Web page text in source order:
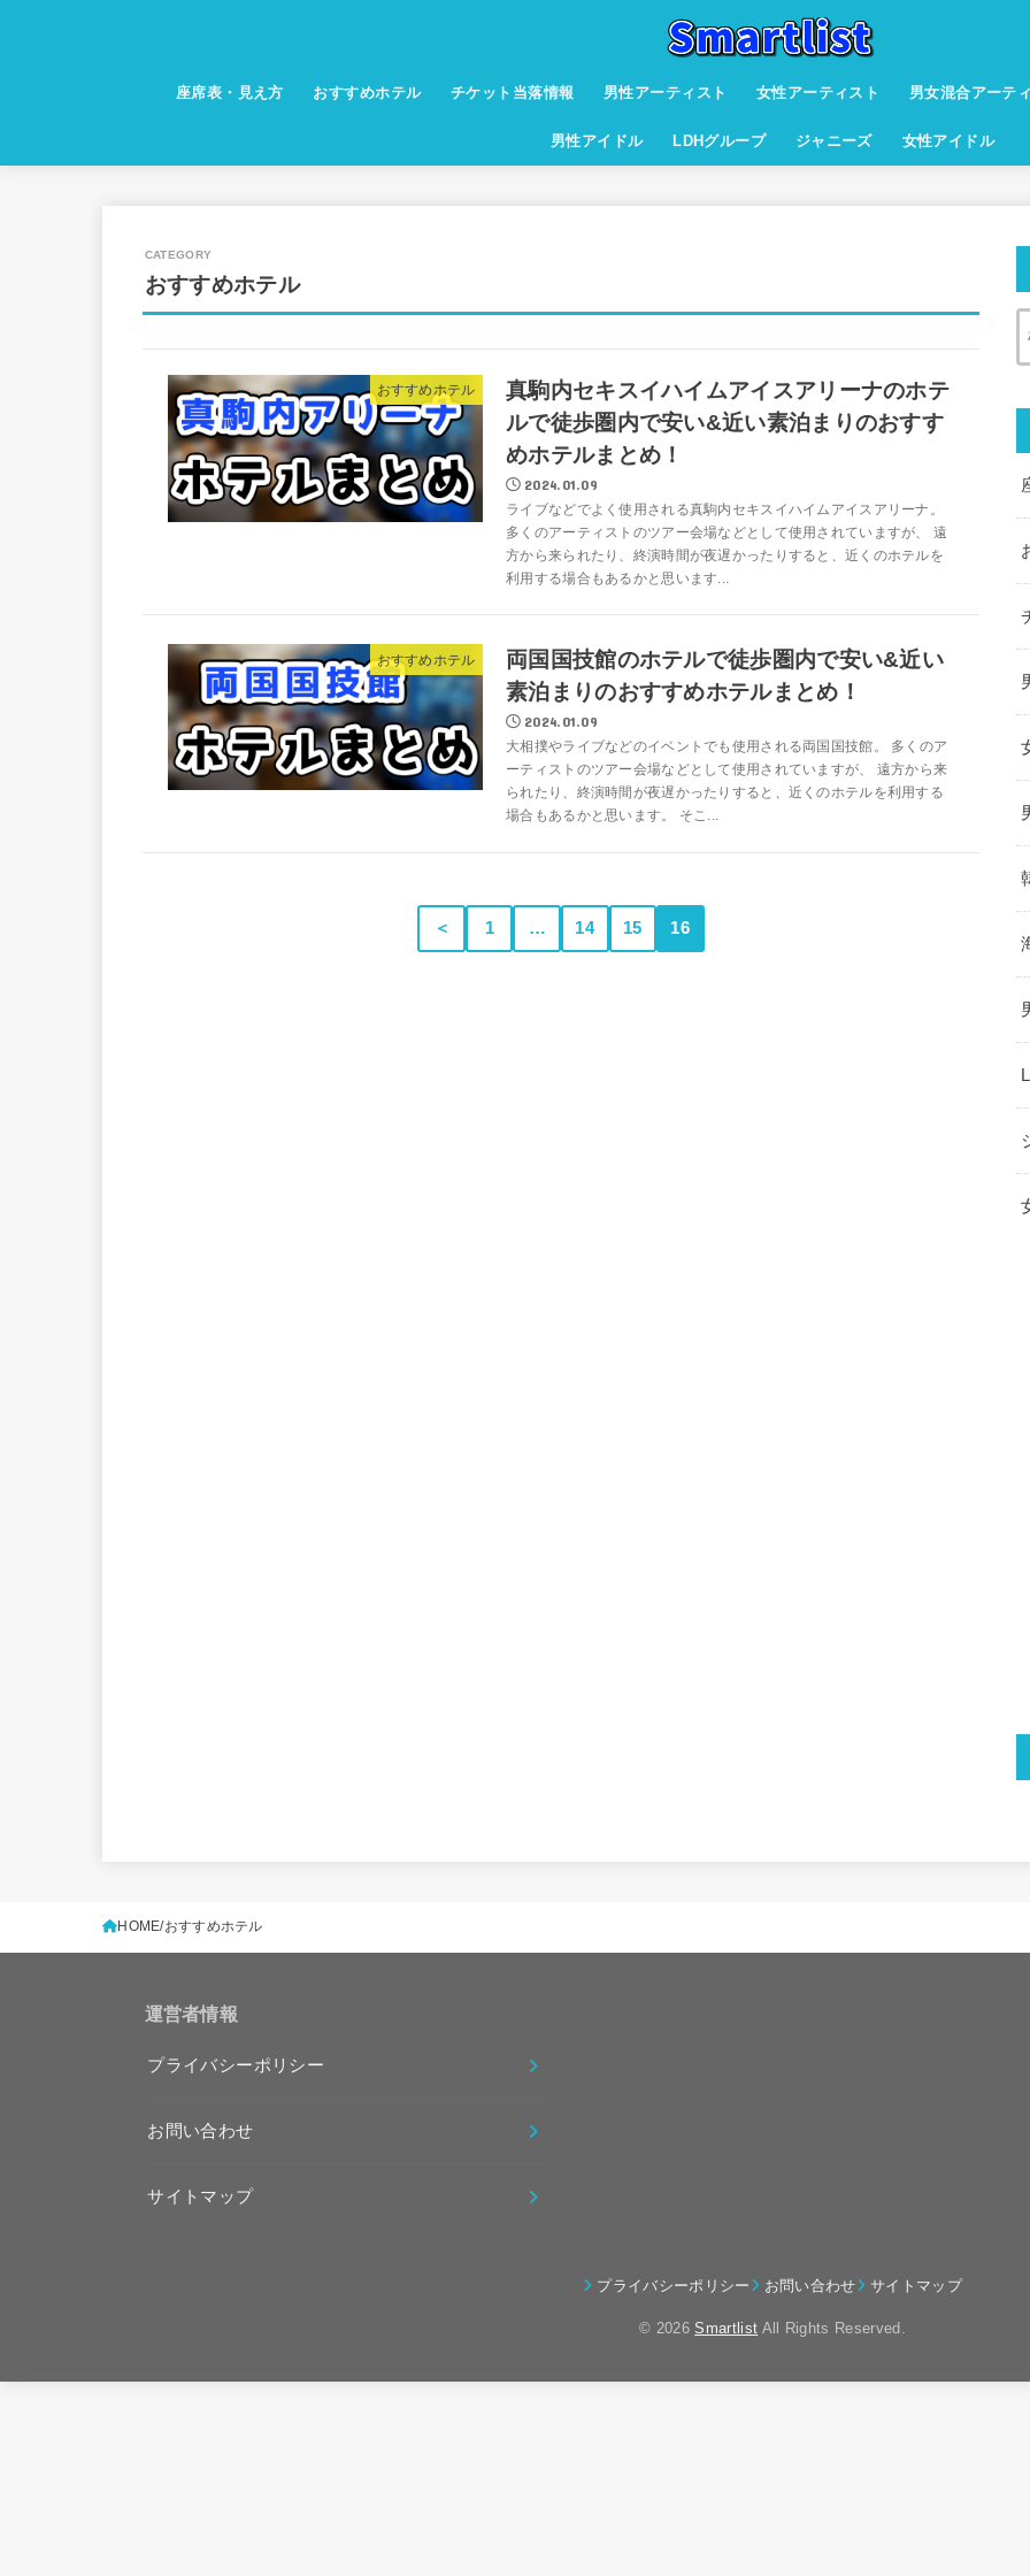
座席表・見え方 おすすめホテル チケット当落情報 男性アーティスト 女性アーティスト 男女混合アーテ
男性アイドル LDHグループ ジャニーズ 女性アイドル
おすすめホテル
おすすめホテル
真駒内セキスイハイムアイスアリーナのホテ
ルで徒歩圏内で安い&近い素泊まりのおすす
めホテルまとめ！
2024.01.09
ライブなどでよく使用される真駒内セキスイハイムアイスアリーナ。
多くのアーティストのツアー会場などとして使用されていますが、 遠
方から来られたり、終演時間が夜遅かったりすると、近くのホテルを
利用する場合もあるかと思います...
おすすめホテル
両国国技館のホテルで徒歩圏内で安い&近い
素泊まりのおすすめホテルまとめ！
2024.01.09
大相撲やライブなどのイベントでも使用される両国国技館。 多くのア
ーティストのツアー会場などとして使用されていますが、 遠方から来
られたり、終演時間が夜遅かったりすると、近くのホテルを利用する
場合もあるかと思います。 そこ...
＜ 1 … 14 15 16
HOME おすすめホテル
運営者情報
プライバシーポリシー
お問い合わせ
サイトマップ
プライバシーポリシー お問い合わせ サイトマップ
© 2026Smartlist All Rights Reserved.